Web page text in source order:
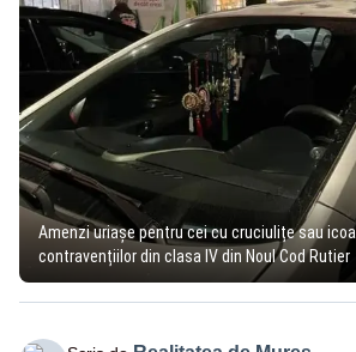
Amenzi uriașe pentru cei cu cruciulițe sau
contravențiilor din clasa IV din Noul Cod Rutier